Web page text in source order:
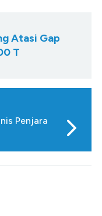
Atasi Gap
T
Penjara